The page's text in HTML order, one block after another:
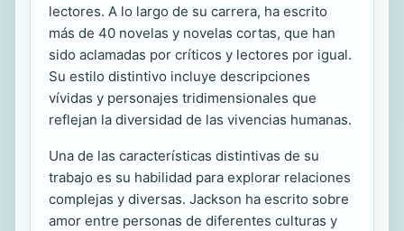
lectores. A lo largo de su carrera, ha escrito
más de 40 novelas y novelas cortas, que han
sido aclamadas por críticos y lectores por igual.
Su estilo distintivo incluye descripciones
vívidas y personajes tridimensionales que
reflejan la diversidad de las vivencias humanas.
Una de las características distintivas de su
trabajo es su habilidad para explorar relaciones
complejas y diversas. Jackson ha escrito sobre
amor entre personas de diferentes culturas y